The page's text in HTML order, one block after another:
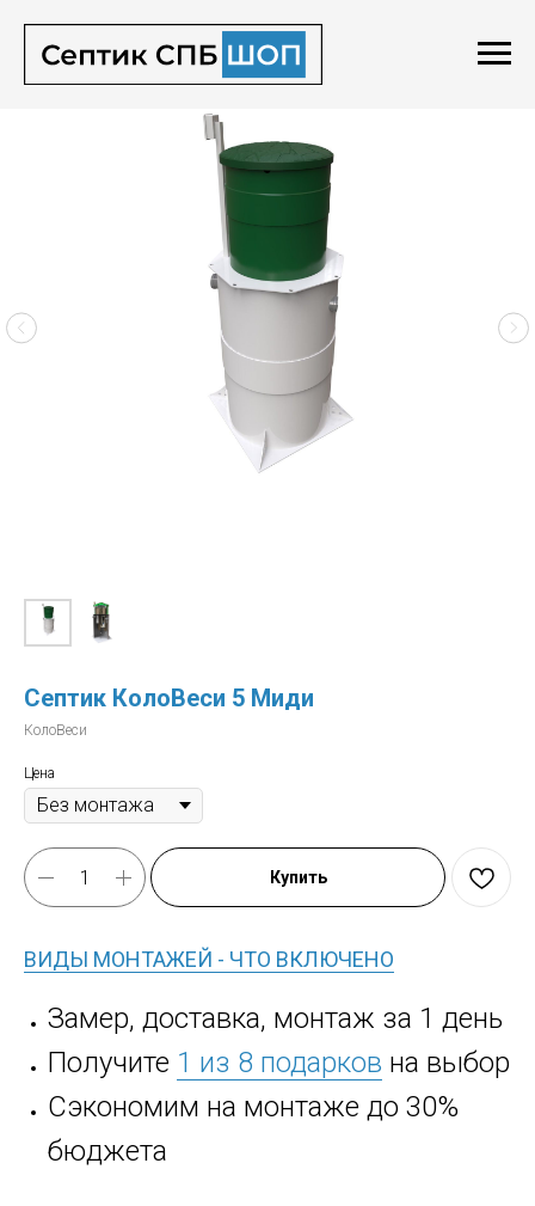
Септик КолоВеси 5 Миди
КолоВеси
Цена
Купить
ВИДЫ МОНТАЖЕЙ - ЧТО ВКЛЮЧЕНО
Замер, доставка, монтаж за 1 день
Получите 1 из 8 подарков на выбор
Сэкономим на монтаже до 30%
бюджета